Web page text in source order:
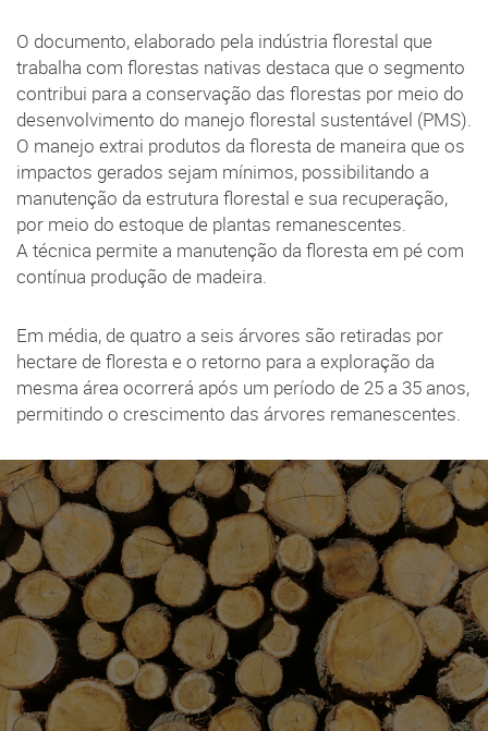
O documento, elaborado pela indústria florestal que
trabalha com florestas nativas destaca que o segmento
contribui para a conservação das florestas por meio do
desenvolvimento do manejo florestal sustentável (PMS).
O manejo extrai produtos da floresta de maneira que os
impactos gerados sejam mínimos, possibilitando a
manutenção da estrutura florestal e sua recuperação,
por meio do estoque de plantas remanescentes.
A técnica permite a manutenção da floresta em pé com
contínua produção de madeira.
Em média, de quatro a seis árvores são retiradas por
hectare de floresta e o retorno para a exploração da
mesma área ocorrerá após um período de 25 a 35 anos,
permitindo o crescimento das árvores remanescentes.